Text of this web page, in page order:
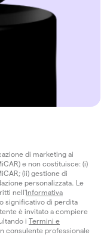
di marketing ai
e non costituisce: (i)
(ii) gestione di
personalizzata. Le
nell'Informativa
significativo di perdita
è invitato a compiere
i Termini e
consulente professionale